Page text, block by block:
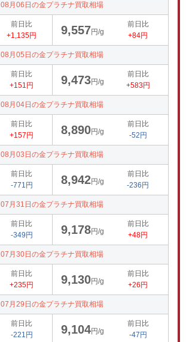
08月06日の金プラチナ買取相場
前日比
+1,135円
9,557円/g
前日比
+84円
08月05日の金プラチナ買取相場
前日比
+151円
9,473円/g
前日比
+583円
08月04日の金プラチナ買取相場
前日比
+157円
8,890円/g
前日比
-52円
08月03日の金プラチナ買取相場
前日比
-771円
8,942円/g
前日比
-236円
07月31日の金プラチナ買取相場
前日比
-349円
9,178円/g
前日比
+48円
07月30日の金プラチナ買取相場
前日比
+235円
9,130円/g
前日比
+26円
07月29日の金プラチナ買取相場
前日比
-221円
9,104円/g
前日比
-47円